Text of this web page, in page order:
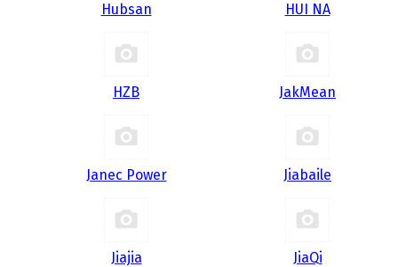
Hubsan HUI NA
HZB JakMean
Janec Power Jiabaile
Jiajia JiaQi